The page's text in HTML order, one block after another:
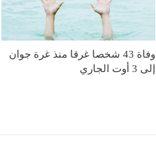
وفاة 43 شخصا غرقا منذ غرة جوان
إلى 3 أوت الجاري